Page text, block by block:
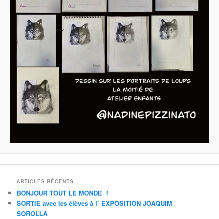
ARTICLES RÉCENTS
BONJOUR TOUT LE MONDE !
SORTIE avec les élèves à l’ EXPOSITION JOAQUIM
SOROLLA